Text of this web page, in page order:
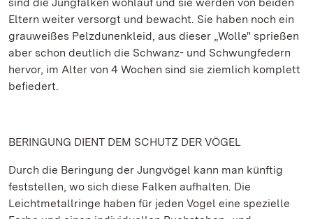
Eltern weiter versorgt und bewacht. Sie haben noch ein
grauweißes Pelzdunenkleid, aus dieser „Wolle" sprießen
aber schon deutlich die Schwanz- und Schwungfedern
hervor, im Alter von 4 Wochen sind sie ziemlich komplett
befiedert.
BERINGUNG DIENT DEM SCHUTZ DER VÖGEL
Durch die Beringung der Jungvögel kann man künftig
feststellen, wo sich diese Falken aufhalten. Die
Leichtmetallringe haben für jeden Vogel eine spezielle